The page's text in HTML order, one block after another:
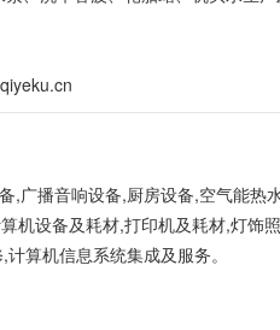
广播音响设备,厨房设备,空气能热
机设备及耗材,打印机及耗材,灯饰
算机信息系统集成及服务。